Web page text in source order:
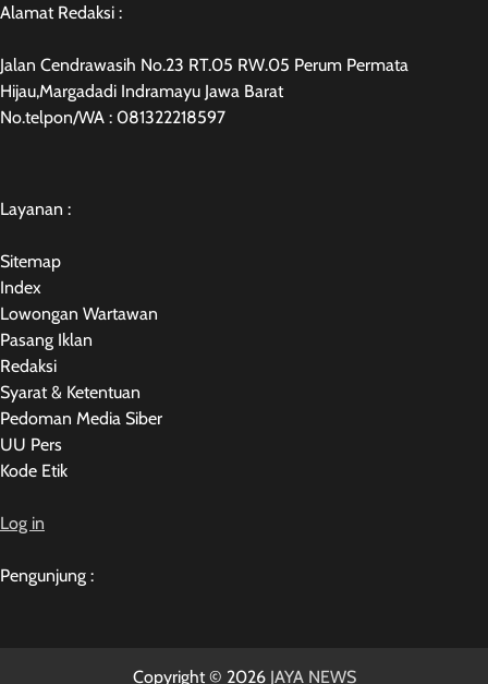
Alamat Redaksi :
Jalan Cendrawasih No.23 RT.05 RW.05 Perum Permata
Hijau,Margadadi Indramayu Jawa Barat
No.telpon/WA : 081322218597
Layanan :
Sitemap
Index
Lowongan Wartawan
Pasang Iklan
Redaksi
Syarat & Ketentuan
Pedoman Media Siber
UU Pers
Kode Etik
Log in
Pengunjung :
Copyright © 2026 JAYA NEWS